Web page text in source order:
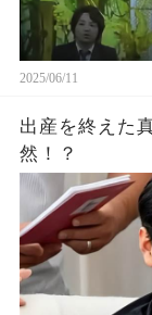
2025/06/11
出産を終えた
然！？